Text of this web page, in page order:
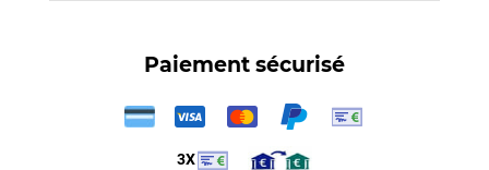
Paiement sécurisé
3X